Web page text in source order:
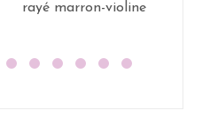
rayé marron-violine